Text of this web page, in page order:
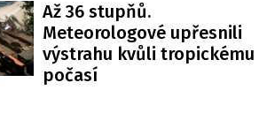
Až 36 stupňů.
Meteorologové upřesnili
výstrahu kvůli tropickému
počasí